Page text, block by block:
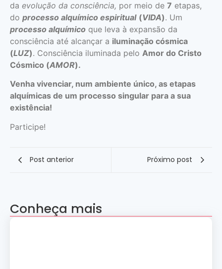
da evolução da consciência, por meio de 7 etapas,
do processo alquímico espiritual (VIDA). Um
processo alquímico que leva à expansão da
consciência até alcançar a iluminação cósmica
(LUZ). Consciência iluminada pelo Amor do Cristo
Cósmico (AMOR).
Venha vivenciar, num ambiente único, as etapas
alquímicas de um processo singular para a sua
existência!
Participe!
Post anterior Próximo post
Conheça mais